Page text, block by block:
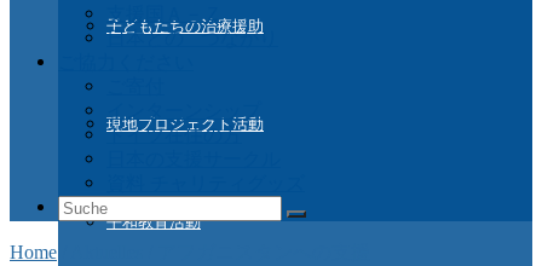
子どもたちの治療援助
現地プロジェクト活動
平和教育活動
支援国Ａ－Ｚ
日本との つながり
インターンシップ
ドイツ在住の方
Suche
nach:
Home